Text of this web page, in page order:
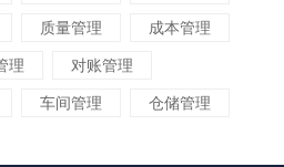
质量管理 成本管理
理 对账管理
车间管理 仓储管理